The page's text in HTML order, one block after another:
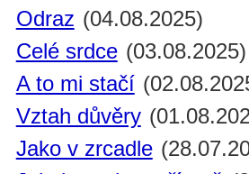
Odraz (04.08.2025)
Celé srdce (03.08.2025)
A to mi stačí
Vztah důvěry
Jako v zrcadle